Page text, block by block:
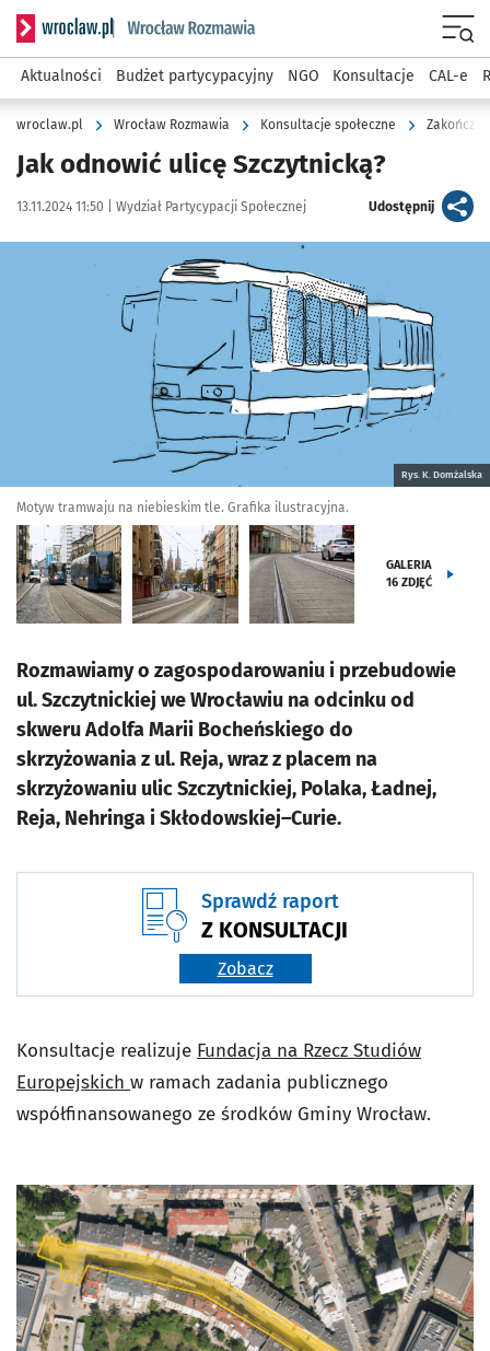
Serwis informacyjny wroclaw.pl podserwis: Rozmawia
Aktualności Budżet partycypacyjny NGO Konsultacje CAL-e
wroclaw.pl Wrocław Rozmawia Konsultacje społeczne
Jak odnowić ulicę Szczytnicką?
Data publikacji:
13.11.2024 11:50 | Autor:
Wydział Partycypacji Społecznej Udostępnijartykuł
Kliknij, aby zobaczyć galerię
Rys. K. Domżalska
Motyw tramwaju na niebieskim tle. Grafika ilustracyjna.
GALERIA
16 ZDJĘĆ
Rozmawiamy o zagospodarowaniu i przebudowie
ul. Szczytnickiej we Wrocławiu na odcinku od
skweru Adolfa Marii Bocheńskiego do
skrzyżowania z ul. Reja, wraz z placem na
skrzyżowaniu ulic Szczytnickiej, Polaka, Ładnej,
Reja, Nehringa i Skłodowskiej–Curie.
Sprawdź raport
Z KONSULTACJI
Zobacz
Konsultacje realizuje Fundacja na Rzecz Studiów
Europejskich w ramach zadania publicznego
współfinansowanego ze środków Gminy Wrocław.